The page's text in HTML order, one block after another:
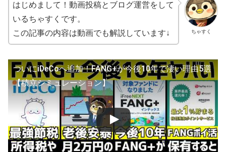
ちゃすく
はじめまして！動画投稿とブログ運営をして
いるちゃすくです。
この記事の内容は動画でも解説しています↓
ついにiDeCoへ追加！FANG+が今後10年で凄い理由5選
【積立シミュレーション】